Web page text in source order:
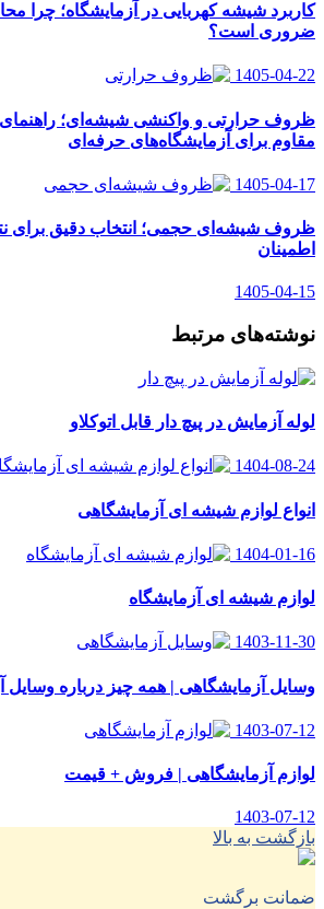
کاربرد شیشه کهربایی در آزمایشگاه؛ چرا
ضروری است؟
1405-04-22
ظروف حرارتی و واکنشی شیشه‌ای؛ راهنمای
مقاوم برای آزمایشگاه‌های حرفه‌ای
1405-04-17
ظروف شیشه‌ای حجمی؛ انتخاب دقیق برای
اطمینان
1405-04-15
نوشته‌های مرتبط
لوله آزمایش در پیچ دار قابل اتوکلاو
1404-08-24
انواع لوازم شیشه ای آزمایشگاهی
1404-01-16
لوازم شیشه ای آزمایشگاه
1403-11-30
وسایل آزمایشگاهی | همه چیز درباره وسایل
1403-07-12
لوازم آزمایشگاهی | فروش + قیمت
1403-07-12
بازگشت به بالا
ضمانت برگشت